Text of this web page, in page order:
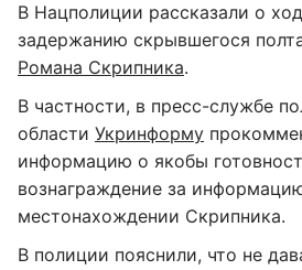
В Нацполиции рассказали о
задержанию скрывшегося
Романа Скрипника.
В частности, в пресс-службе
области Укринформу
информацию о якобы
вознаграждение за
местонахождении Скрипника.
В полиции пояснили, что не